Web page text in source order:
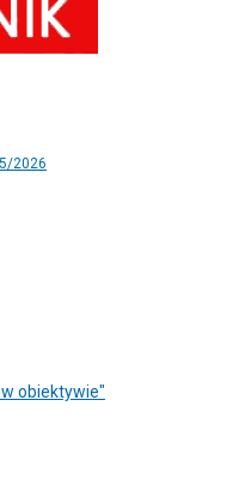
2026
w obiektywie"